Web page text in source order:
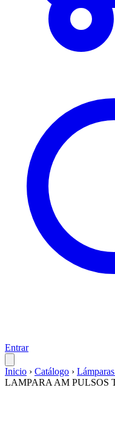
Entrar
Inicio › Catálogo ›
LAMPARA AM PULSOS